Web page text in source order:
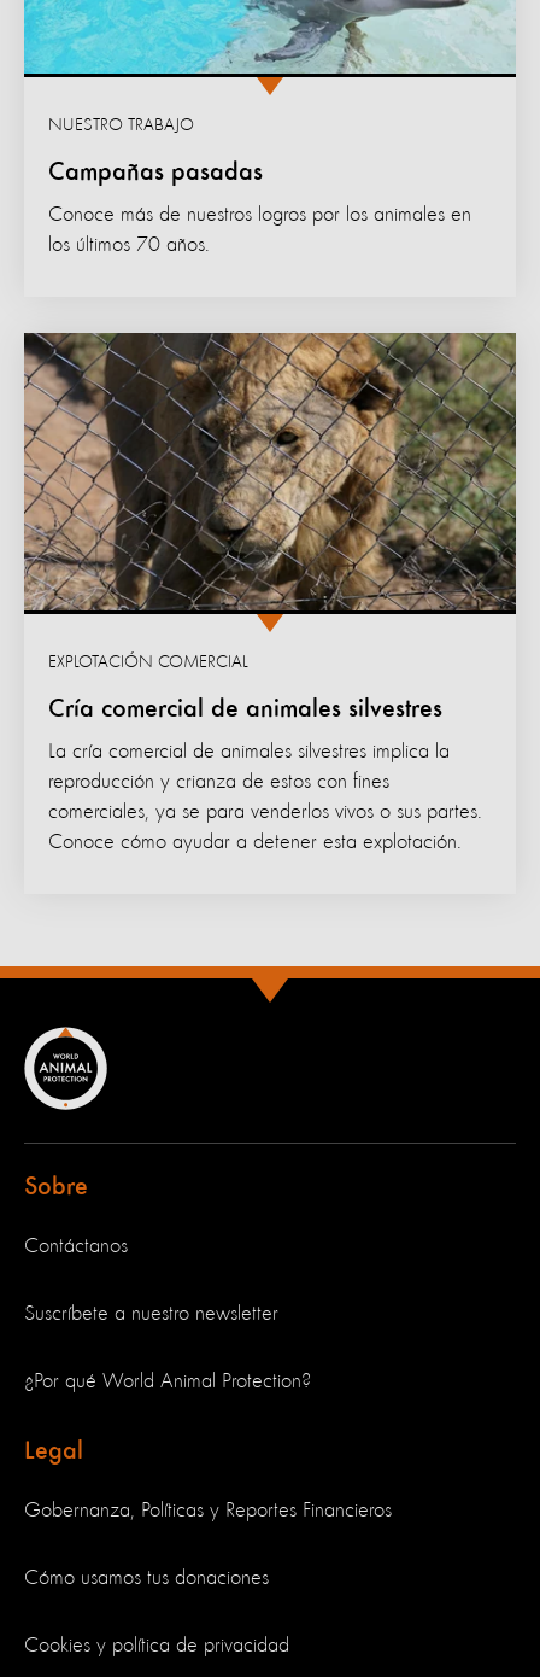
Campañas pasadas
NUESTRO TRABAJO
Conoce más de nuestros logros por los animales en
los últimos 70 años.
Cría comercial de animales silvestres
EXPLOTACIÓN COMERCIAL
La cría comercial de animales silvestres implica la
reproducción y crianza de estos con fines
comerciales, ya se para venderlos vivos o sus partes.
Conoce cómo ayudar a detener esta explotación.
Sobre
Contáctanos
Suscríbete a nuestro newsletter
¿Por qué World Animal Protection?
Legal
Gobernanza, Políticas y Reportes Financieros
Cómo usamos tus donaciones
Cookies y política de privacidad